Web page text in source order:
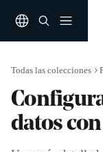
Todas las colecciones
datos